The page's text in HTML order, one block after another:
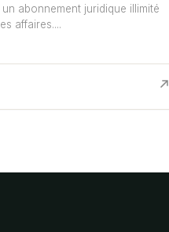
abonnement juridique illimité
affaires....